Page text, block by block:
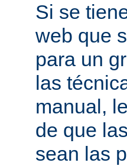
Si se
web que
para un
las
manual,
de que
sean las